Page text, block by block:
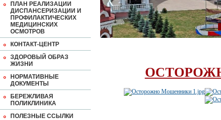
ПЛАН РЕАЛИЗАЦИИ
ДИСПАНСЕРИЗАЦИИ И
ПРОФИЛАКТИЧЕСКИХ
МЕДИЦИНСКИХ
ОСМОТРОВ
КОНТАКТ-ЦЕНТР
ЗДОРОВЫЙ ОБРАЗ
ЖИЗНИ
НОРМАТИВНЫЕ
ДОКУМЕНТЫ
БЕРЕЖЛИВАЯ
ПОЛИКЛИНИКА
ПОЛЕЗНЫЕ ССЫЛКИ